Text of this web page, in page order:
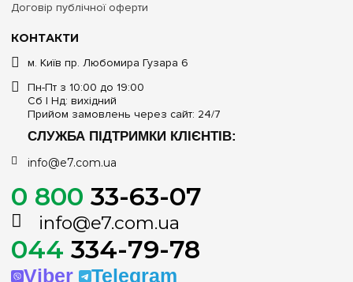
КОНТАКТИ
м. Київ пр. Любомира Гузара 6
Пн-Пт з 10:00 до 19:00
Сб | Нд: вихідний
Прийом замовлень через сайт: 24/7
СЛУЖБА ПІДТРИМКИ КЛІЄНТІВ:
info@e7.com.ua
0 800 33-63-07
info@e7.com.ua
044 334-79-78
Viber Telegram
Договір публічної оферти